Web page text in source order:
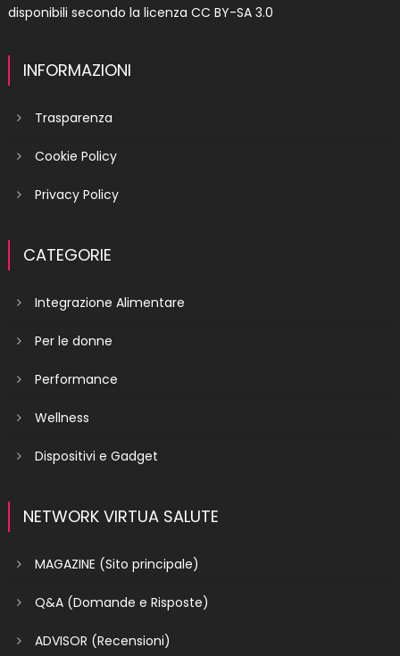
disponibili secondo la licenza CC BY-SA 3.0
INFORMAZIONI
Trasparenza
Cookie Policy
Privacy Policy
CATEGORIE
Integrazione Alimentare
Per le donne
Performance
Wellness
Dispositivi e Gadget
NETWORK VIRTUA SALUTE
MAGAZINE (Sito principale)
Q&A (Domande e Risposte)
ADVISOR (Recensioni)